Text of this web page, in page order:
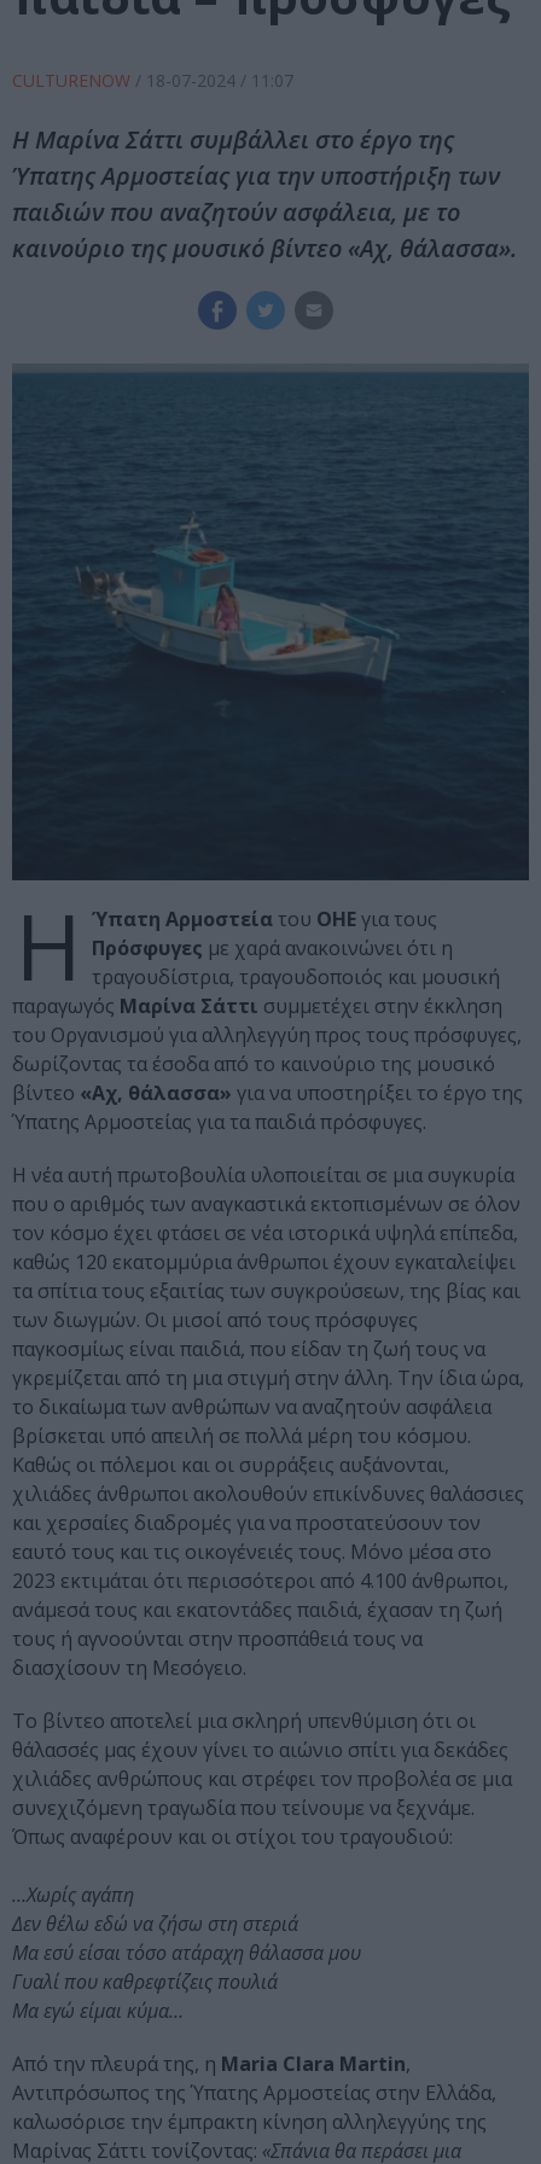
CULTURENOW / 18-07-2024 / 11:07
Η Μαρίνα Σάττι συμβάλλει στο έργο της
Ύπατης Αρμοστείας για την υποστήριξη των
παιδιών που αναζητούν ασφάλεια, με το
καινούριο της μουσικό βίντεο «Αχ, θάλασσα».
Η Ύπατη Αρμοστεία του ΟΗΕγια τους
Πρόσφυγες με χαρά ανακοινώνει ότι η
τραγουδίστρια, τραγουδοποιός και μουσική
παραγωγός Μαρίνα Σάττι συμμετέχει στην έκκληση
του Οργανισμού για αλληλεγγύη προς τους πρόσφυγες,
δωρίζοντας τα έσοδα από το καινούριο της μουσικό
βίντεο «Αχ, θάλασσα» για να υποστηρίξει το έργο της
Ύπατης Αρμοστείας για τα παιδιά πρόσφυγες.
Η νέα αυτή πρωτοβουλία υλοποιείται σε μια συγκυρία
που ο αριθμός των αναγκαστικά εκτοπισμένων σε όλον
τον κόσμο έχει φτάσει σε νέα ιστορικά υψηλά επίπεδα,
καθώς 120 εκατομμύρια άνθρωποι έχουν εγκαταλείψει
τα σπίτια τους εξαιτίας των συγκρούσεων, της βίας και
των διωγμών. Οι μισοί από τους πρόσφυγες
παγκοσμίως είναι παιδιά, που είδαν τη ζωή τους να
γκρεμίζεται από τη μια στιγμή στην άλλη. Την ίδια ώρα,
το δικαίωμα των ανθρώπων να αναζητούν ασφάλεια
βρίσκεται υπό απειλή σε πολλά μέρη του κόσμου.
Καθώς οι πόλεμοι και οι συρράξεις αυξάνονται,
χιλιάδες άνθρωποι ακολουθούν επικίνδυνες θαλάσσιες
και χερσαίες διαδρομές για να προστατεύσουν τον
εαυτό τους και τις οικογένειές τους. Μόνο μέσα στο
2023 εκτιμάται ότι περισσότεροι από 4.100 άνθρωποι,
ανάμεσά τους και εκατοντάδες παιδιά, έχασαν τη ζωή
τους ή αγνοούνται στην προσπάθειά τους να
διασχίσουν τη Μεσόγειο.
Το βίντεο αποτελεί μια σκληρή υπενθύμιση ότι οι
θάλασσές μας έχουν γίνει το αιώνιο σπίτι για δεκάδες
χιλιάδες ανθρώπους και στρέφει τον προβολέα σε μια
συνεχιζόμενη τραγωδία που τείνουμε να ξεχνάμε.
Όπως αναφέρουν και οι στίχοι του τραγουδιού:
…Χωρίς αγάπη
Δεν θέλω εδώ να ζήσω στη στεριά
Μα εσύ είσαι τόσο ατάραχη θάλασσα μου
Γυαλί που καθρεφτίζεις πουλιά
Μα εγώ είμαι κύμα…
Από την πλευρά της, η Maria Clara Martin,
Αντιπρόσωπος της Ύπατης Αρμοστείας στην Ελλάδα,
καλωσόρισε την έμπρακτη κίνηση αλληλεγγύης της
Μαρίνας Σάττι τονίζοντας: «Σπάνια θα περάσει μια